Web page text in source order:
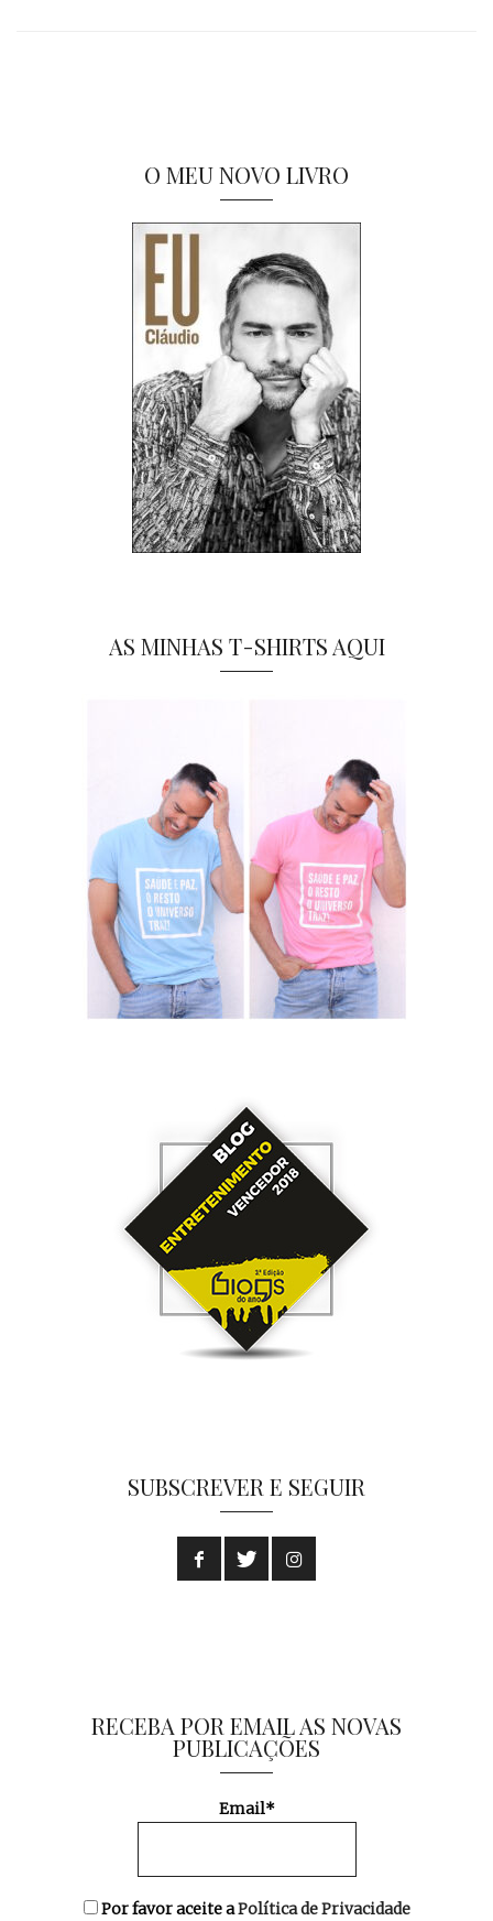
O MEU NOVO LIVRO
AS MINHAS T-SHIRTS AQUI
SUBSCREVER E SEGUIR
RECEBA POR EMAIL AS NOVAS
PUBLICAÇÕES
Email*
Por favor aceite aPolítica de Privacidade